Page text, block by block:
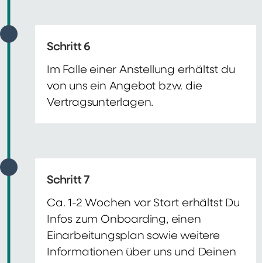
Schritt 6
Im Falle einer Anstellung erhältst du
von uns ein Angebot bzw. die
Vertragsunterlagen.
Schritt 7
Ca. 1-2 Wochen vor Start erhältst Du
Infos zum Onboarding, einen
Einarbeitungsplan sowie weitere
Informationen über uns und Deinen